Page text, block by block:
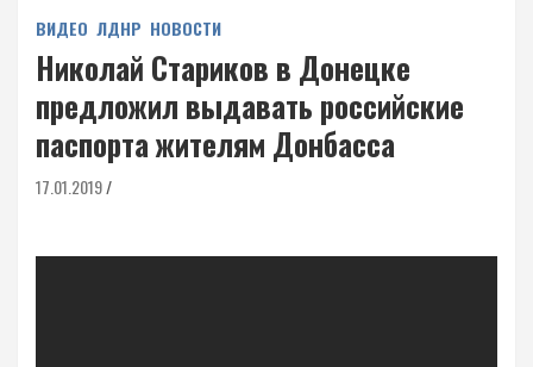
ВИДЕО ЛДНР НОВОСТИ
Николай Стариков в Донецке
предложил выдавать российские
паспорта жителям Донбасса
17.01.2019